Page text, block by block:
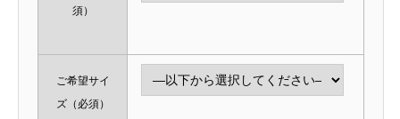
須）
ご希望サイ
ズ（必須）